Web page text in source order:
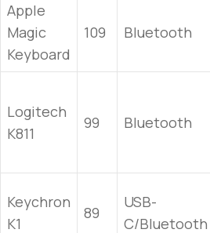
Apple
Magic
Keyboard
109 Bluetooth
Logitech
K811
99 Bluetooth
Keychron
K1
89
USB-
C/Bluetooth